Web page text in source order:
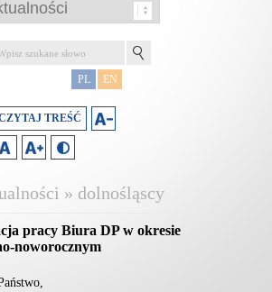
PL EN
TREŚĆ
» dolnośląscy
pracy Biura DP w okresie
noworocznym